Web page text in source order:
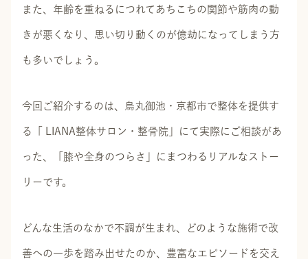
また、年齢を重ねるにつれてあちこちの関節や筋肉の動
きが悪くなり、思い切り動くのが億劫になってしまう方
も多いでしょう。
今回ご紹介するのは、烏丸御池・京都市で整体を提供す
る「 LIANA整体サロン・整骨院」にて実際にご相談があ
った、「膝や全身のつらさ」にまつわるリアルなストー
リーです。
どんな生活のなかで不調が生まれ、どのような施術で改
善への一歩を踏み出せたのか、豊富なエピソードを交え